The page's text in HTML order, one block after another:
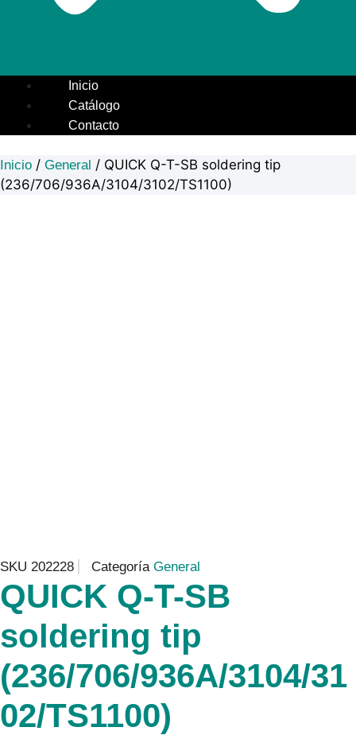
Inicio
Catálogo
Contacto
Inicio / General / QUICK Q-T-SB soldering tip
(236/706/936A/3104/3102/TS1100)
SKU 202228 Categoría General
QUICK Q-T-SB
soldering tip
(236/706/936A/3104/31
02/TS1100)